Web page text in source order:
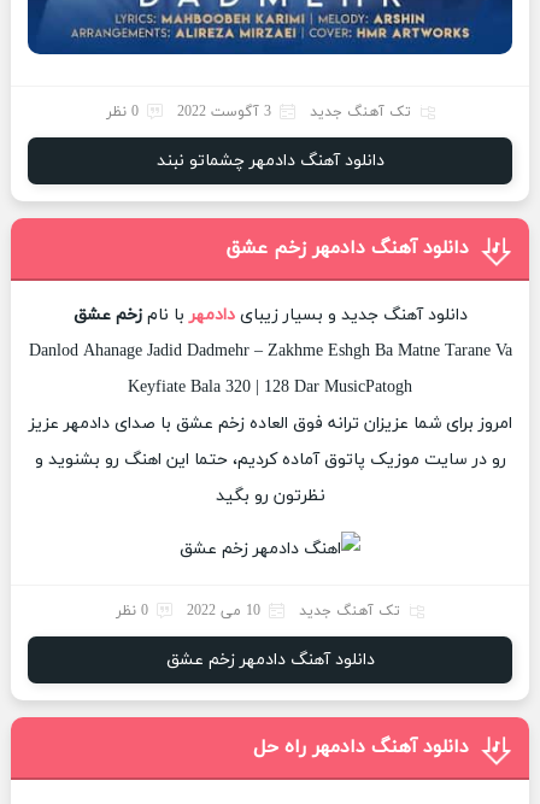
تک آهنگ جدید 3 آگوست 2022 0 نظر
دانلود آهنگ دادمهر چشماتو نبند
دانلود آهنگ دادمهر زخم عشق
دانلود آهنگ جدید و بسیار زیبایدادمهر با نامزخم عشق
Danlod Ahanage Jadid Dadmehr – Zakhme Eshgh Ba Matne Tarane Va
Keyfiate Bala 320 | 128 Dar MusicPatogh
امروز برای شما عزیزان ترانه فوق العاده زخم عشق با صدای دادمهر عزیز
رو در سایت موزیک پاتوق آماده کردیم، حتما این اهنگ رو بشنوید و
نظرتون رو بگید
تک آهنگ جدید 10 می 2022 0 نظر
دانلود آهنگ دادمهر زخم عشق
دانلود آهنگ دادمهر راه حل